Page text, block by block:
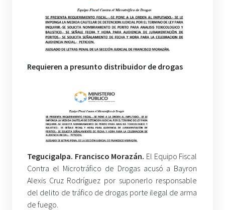
Requieren a presunto distribuidor de drogas
Tegucigalpa. Francisco Morazán. El Equipo Fiscal
Contra el Microtráfico de Drogas acusó a Bayron
Alexis Cruz Rodríguez por suponerlo responsable
del delito de tráfico de drogas porte ilegal de arma
de fuego.